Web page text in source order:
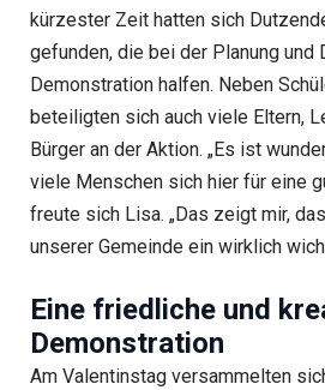
kürzester Zeit hatten sich
gefunden, die bei der Planung und
Demonstration halfen. Neben
beteiligten sich auch viele Eltern,
Bürger an der Aktion. „Es ist
viele Menschen sich hier für eine
freute sich Lisa. „Das zeigt mir,
unserer Gemeinde ein wirklich
Eine friedliche und
Demonstration
Am Valentinstag versammelten